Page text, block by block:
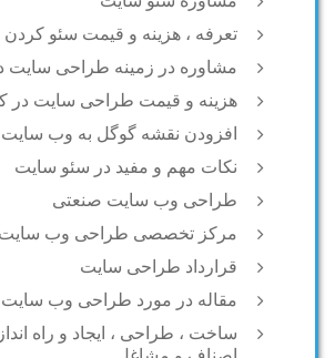
تعرفه ، هزینه و قیمت سئو
مشاوره در زمینه طراحی سایت
هزینه و قیمت طراحی سایت در
افزودن نقشه گوگل به وب سایت
نکات مهم و مفید در سئو سایت
طراحی وب سایت صنعتی
مرکز تخصصی طراحی وب سایت
قرارداد طراحی سایت
مقاله در مورد طراحی وب سایت
ساخت ، طراحی ، ایجاد و راه